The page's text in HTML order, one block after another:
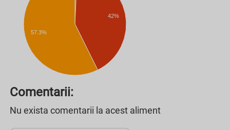
42%
57.3%
Comentarii:
Nu exista comentarii la acest aliment